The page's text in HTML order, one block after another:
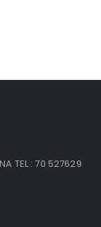
TEL : 70 527629